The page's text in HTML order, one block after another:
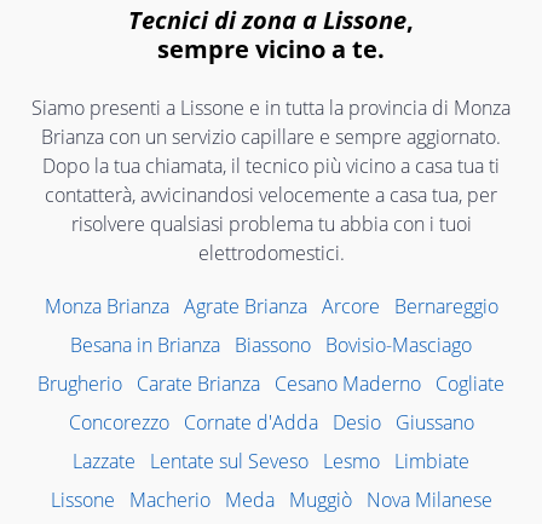
Tecnici di zona a Lissone,
sempre vicino a te.
Siamo presenti a Lissone e in tutta la provincia di Monza
Brianza con un servizio capillare e sempre aggiornato.
Dopo la tua chiamata, il tecnico più vicino a casa tua ti
contatterà, avvicinandosi velocemente a casa tua, per
risolvere qualsiasi problema tu abbia con i tuoi
elettrodomestici.
Monza Brianza Agrate Brianza Arcore
Bernareggio
Besana in Brianza Biassono Bovisio-Masciago
Brugherio Carate Brianza Cesano Maderno Cogliate
Concorezzo
Cornate d'Adda Desio
Giussano
Lazzate
Lentate sul Seveso Lesmo Limbiate
Lissone
Macherio Meda Muggiò
Nova Milanese